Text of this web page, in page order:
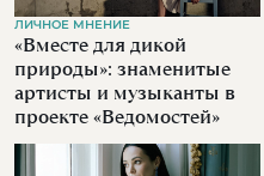
ЛИЧНОЕ МНЕНИЕ
«Вместе для дикой
природы»: знаменитые
артисты и музыканты в
проекте «Ведомостей»